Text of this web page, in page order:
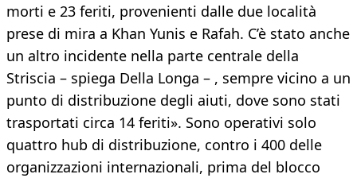
morti e 23 feriti, provenienti dalle due località
prese di mira a Khan Yunis e Rafah. C’è stato anche
un altro incidente nella parte centrale della
Striscia – spiega Della Longa – , sempre vicino a un
punto di distribuzione degli aiuti, dove sono stati
trasportati circa 14 feriti». Sono operativi solo
quattro hub di distribuzione, contro i 400 delle
organizzazioni internazionali, prima del blocco